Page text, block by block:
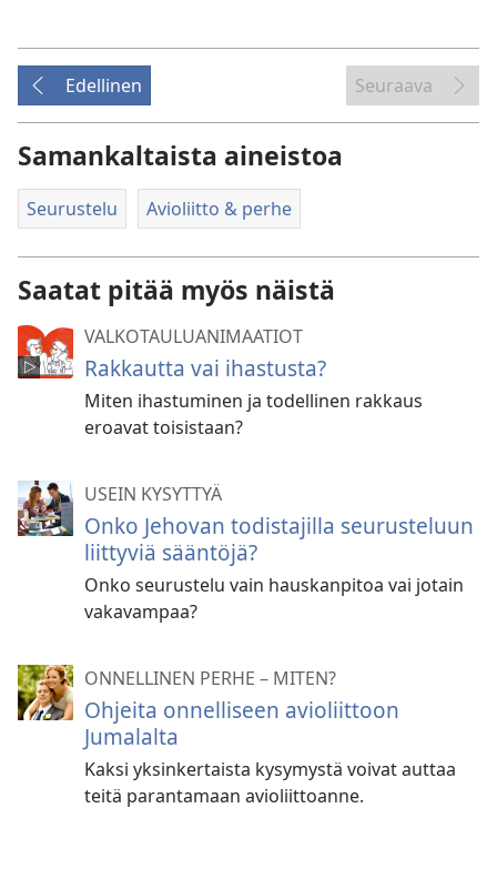
Edellinen Seuraava
Samankaltaista aineistoa
Seurustelu Avioliitto & perhe
Saatat pitää myös näistä
VALKOTAULUANIMAATIOT
Rakkautta vai ihastusta?
Miten ihastuminen ja todellinen rakkaus
eroavat toisistaan?
USEIN KYSYTTYÄ
Onko Jehovan todistajilla seurusteluun
liittyviä sääntöjä?
Onko seurustelu vain hauskanpitoa vai jotain
vakavampaa?
ONNELLINEN PERHE – MITEN?
Ohjeita onnelliseen avioliittoon
Jumalalta
Kaksi yksinkertaista kysymystä voivat auttaa
teitä parantamaan avioliittoanne.